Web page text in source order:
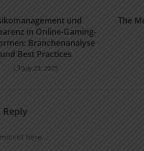
und
in Online-Gaming-
Branchenanalyse
und Best Practices
July 23, 2025
The
Reply